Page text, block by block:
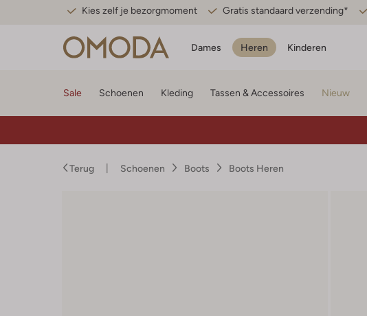
Kies zelf je bezorgmoment Gratis standaard verzending*
Dames Heren Kinderen
Sale Schoenen Kleding Tassen & Accessoires Nieuw
Terug Schoenen Boots Boots Heren